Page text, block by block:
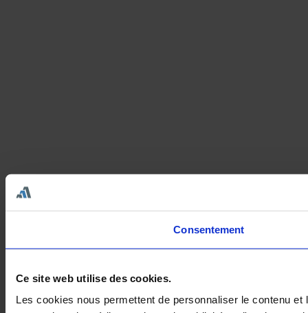
Consentement
Ce site web utilise des cookies.
Les cookies nous permettent de personnaliser le contenu